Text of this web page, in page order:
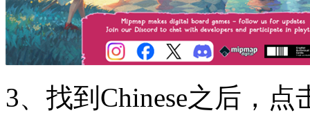
3、找到Chinese之后，